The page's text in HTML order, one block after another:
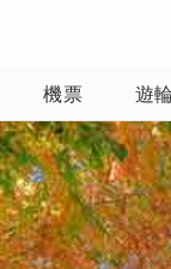
機票 遊輪